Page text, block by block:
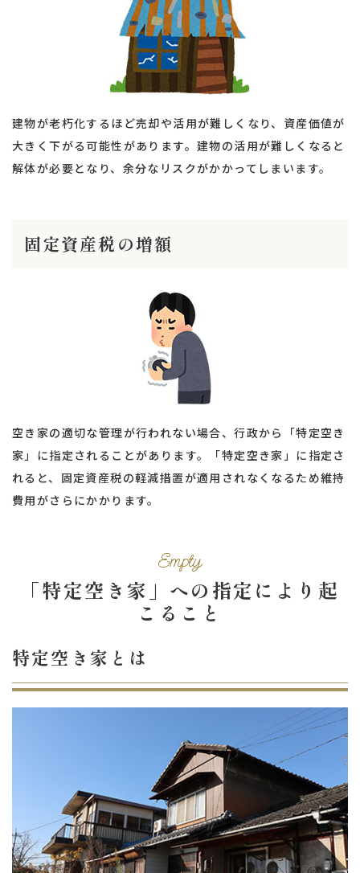
建物が老朽化するほど売却や活用が難しくなり、資産価値が
大きく下がる可能性があります。建物の活用が難しくなると
解体が必要となり、余分なリスクがかかってしまいます。
固定資産税の増額
空き家の適切な管理が行われない場合、行政から「特定空き
家」に指定されることがあります。「特定空き家」に指定さ
れると、固定資産税の軽減措置が適用されなくなるため維持
費用がさらにかかります。
Empty
「特定空き家」への指定により起
こること
特定空き家とは